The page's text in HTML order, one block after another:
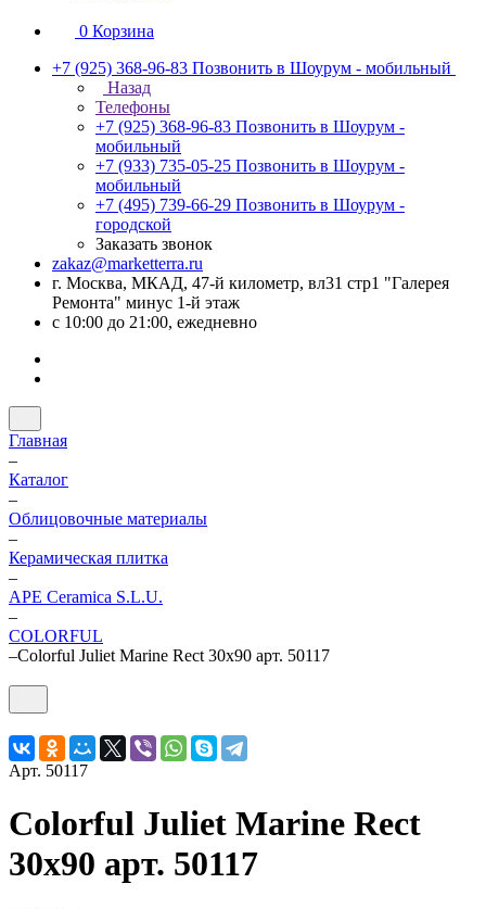
0 Корзина
+7 (925) 368-96-83 Позвонить в Шоурум - мобильный
Назад
Телефоны
+7 (925) 368-96-83 Позвонить в Шоурум -
мобильный
+7 (933) 735-05-25 Позвонить в Шоурум -
мобильный
+7 (495) 739-66-29 Позвонить в Шоурум -
городской
Заказать звонок
zakaz@marketterra.ru
г. Москва, МКАД, 47-й километр, вл31 стр1 "Галерея
Ремонта" минус 1-й этаж
с 10:00 до 21:00, ежедневно
Главная
–
Каталог
–
Облицовочные материалы
–
Керамическая плитка
–
APE Ceramica S.L.U.
–
COLORFUL
–Colorful Juliet Marine Rect 30x90 арт. 50117
Арт. 50117
Colorful Juliet Marine Rect
30x90 арт. 50117